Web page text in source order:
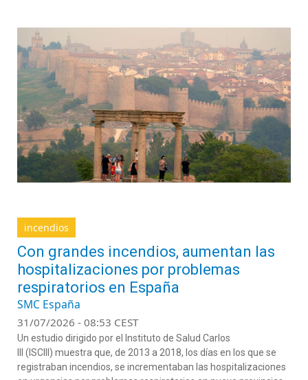
incendios
Con grandes incendios, aumentan las
hospitalizaciones por problemas
respiratorios en España
SMC España
31/07/2026 - 08:53 CEST
Un estudio dirigido por el Instituto de Salud Carlos
III (ISCIII) muestra que, de 2013 a 2018, los días en los que se
registraban incendios, se incrementaban las hospitalizaciones